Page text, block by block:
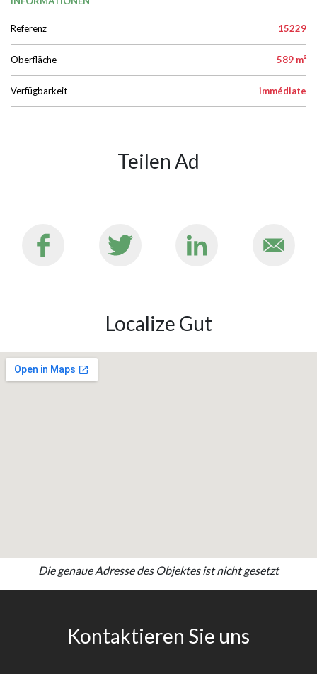
Referenz 15229
Oberfläche 589 m²
Verfügbarkeit immédiate
Teilen Ad
Localize Gut
Die genaue Adresse des Objektes ist nicht gesetzt
Kontaktieren Sie uns